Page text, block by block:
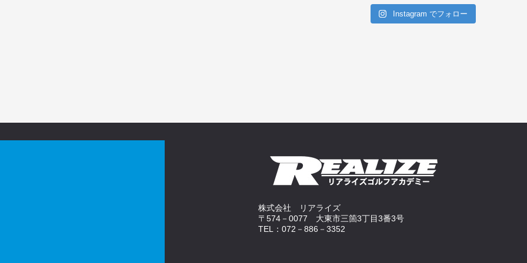
Instagram でフォロー
株式会社 リアライズ
〒574－0077 大東市三箇3丁目3番3号
TEL：072－886－3352